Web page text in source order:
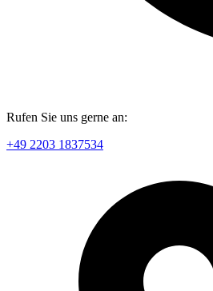
Rufen Sie uns gerne an:
+49 2203 1837534